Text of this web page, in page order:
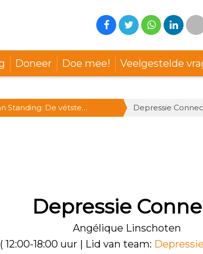
Doneer Doe mee! Veelgestelde
Standing: De vétste
Depressie
Depressie
Angélique Linschoten
( 12:00-18:00 uur | Lid van team: